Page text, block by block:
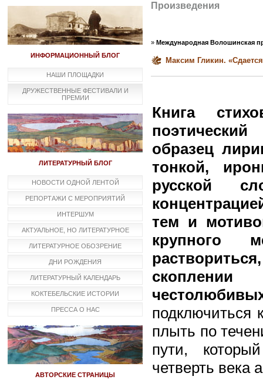
ИНФОРМАЦИОННЫЙ БЛОГ
НАШИ ПЛОЩАДКИ
ДРУЖЕСТВЕННЫЕ ФЕСТИВАЛИ И
ПРЕМИИ
ЛИТЕРАТУРНЫЙ БЛОГ
НОВОСТИ ОДНОЙ ЛЕНТОЙ
РЕПОРТАЖИ С МЕРОПРИЯТИЙ
ИНТЕРШУМ
АКТУАЛЬНОЕ, НО ЛИТЕРАТУРНОЕ
ЛИТЕРАТУРНОЕ ОБОЗРЕНИЕ
ДНИ РОЖДЕНИЯ
ЛИТЕРАТУРНЫЙ КАЛЕНДАРЬ
КОКТЕБЕЛЬСКИЕ ИСТОРИИ
ПРЕССА О НАС
АВТОРСКИЕ СТРАНИЦЫ
Произведения
» Международная Волошинская
Максим Гликин.
Книга
образец
тонкой,
русской
тем и
крупного
подключиться
плыть по
пути,
четверть века